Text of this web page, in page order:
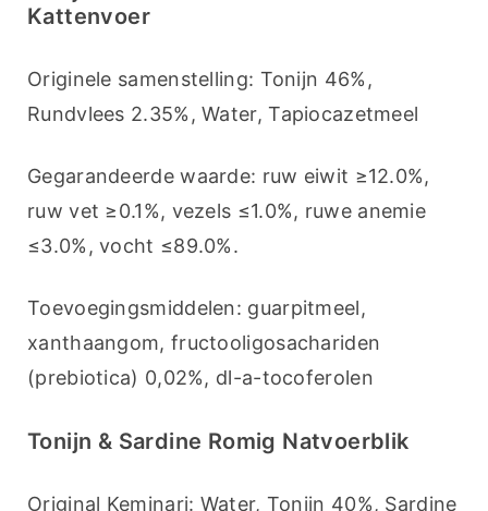
Kattenvoer
Originele samenstelling: Tonijn 46%,
Rundvlees 2.35%, Water, Tapiocazetmeel
Gegarandeerde waarde: ruw eiwit ≥12.0%,
ruw vet ≥0.1%, vezels ≤1.0%, ruwe anemie
≤3.0%, vocht ≤89.0%.
Toevoegingsmiddelen: guarpitmeel,
xanthaangom, fructooligosachariden
(prebiotica) 0,02%, dl-a-tocoferolen
Tonijn & Sardine Romig Natvoerblik
Original Keminari: Water, Tonijn 40%, Sardine